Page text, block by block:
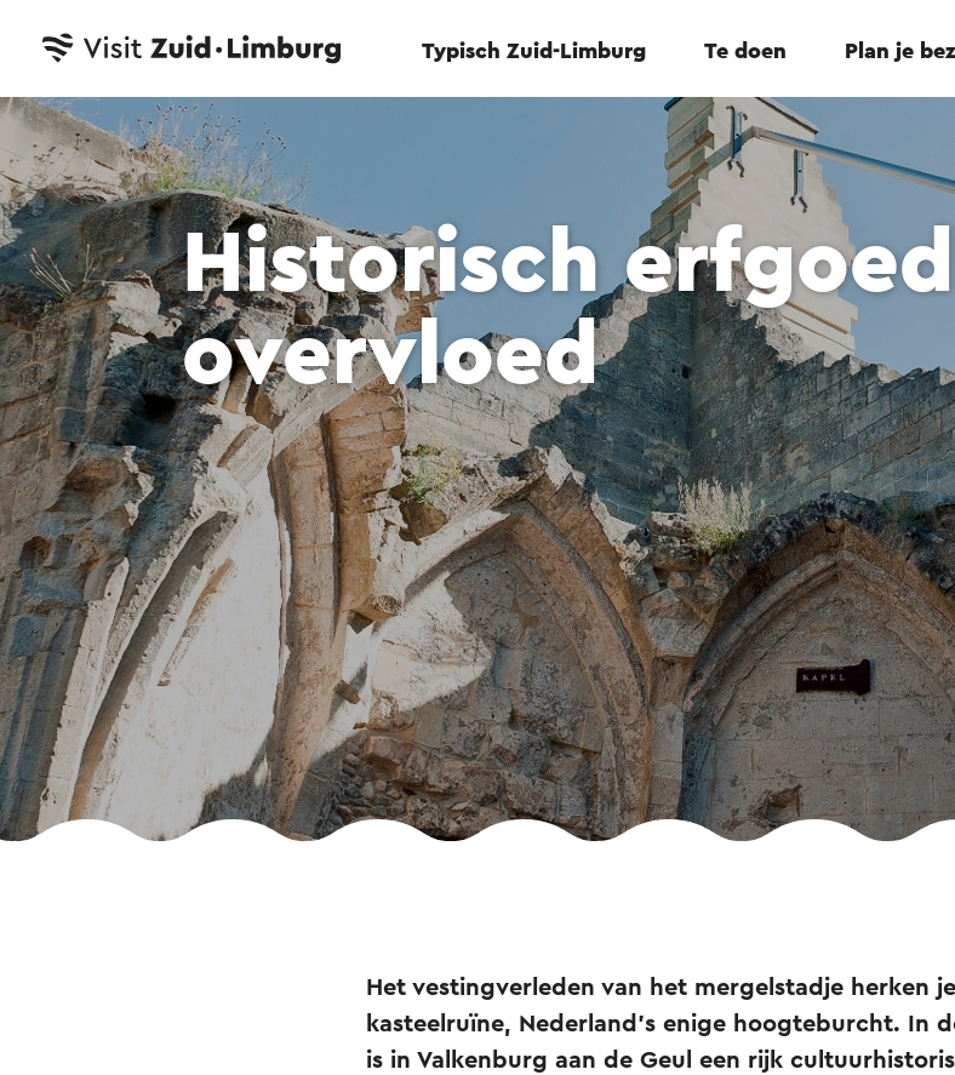
Typisch Zuid-Limburg Te doen Plan je
Historisch
overvloed
Het vestingverleden van het mergelstadje herken
kasteelruïne, Nederland's enige hoogteburcht. In
is in Valkenburg aan de Geul een rijk